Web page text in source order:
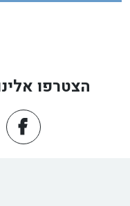
הצטרפו